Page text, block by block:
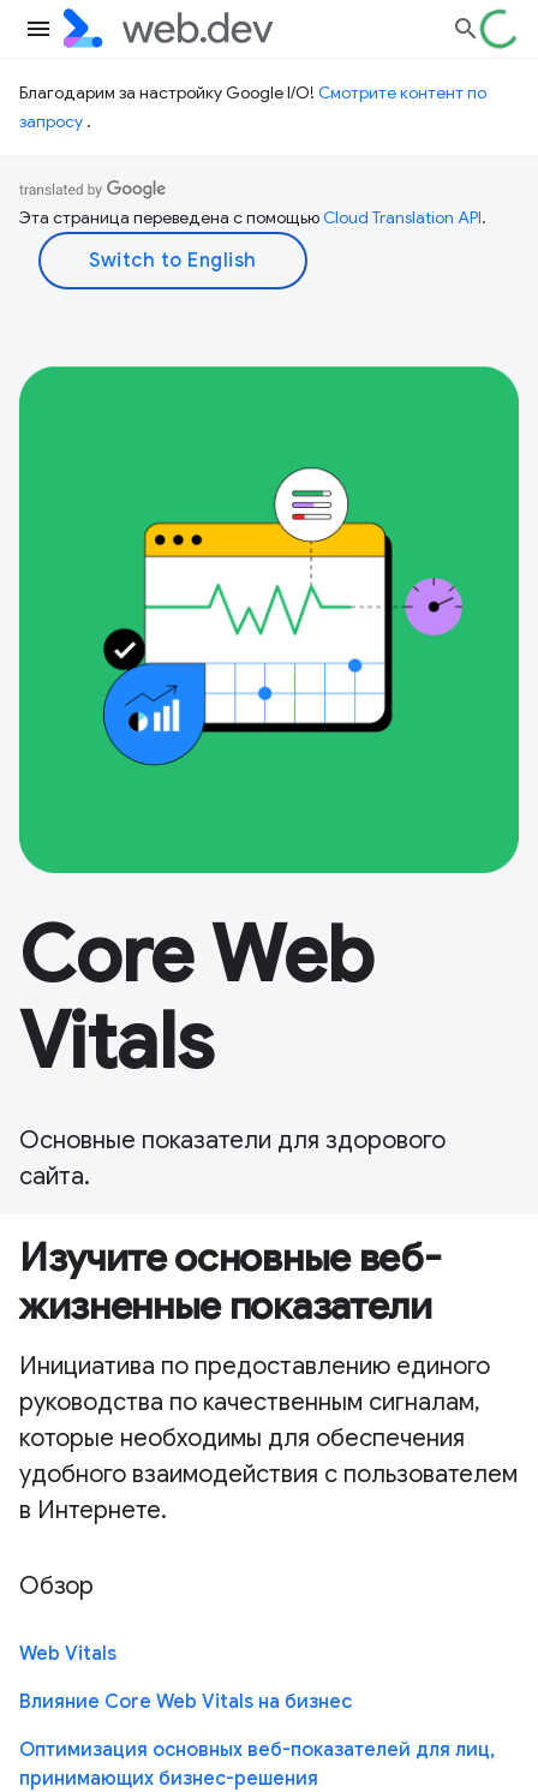
Благодарим за настройку Google I/O! Смотрите контент по
запросу .
Эта страница переведена с помощьюCloud Translation API.
Core Web
Vitals
Основные показатели для здорового
сайта.
Изучите основные веб-
жизненные показатели
Инициатива по предоставлению единого
руководства по качественным сигналам,
которые необходимы для обеспечения
удобного взаимодействия с пользователем
в Интернете.
Обзор
Web Vitals
Влияние Core Web Vitals на бизнес
Оптимизация основных веб-показателей для лиц,
принимающих бизнес-решения